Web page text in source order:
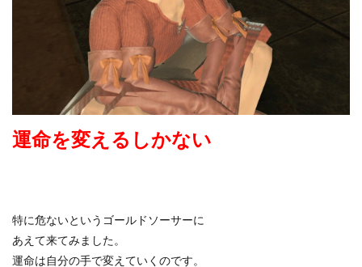
運命を変えるしかない
特に危ないというゴールドソーサーに
あえて来てみました。
運命は自分の手で変えていくのです。